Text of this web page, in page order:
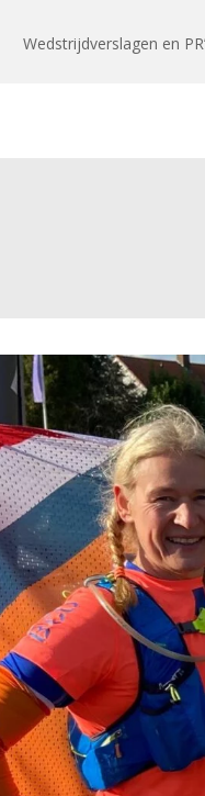
Wedstrijdverslagen en